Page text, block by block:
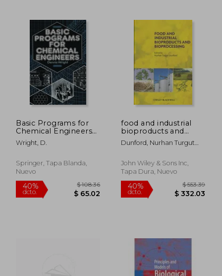
45%
Basic Programs for
Chemical Engineers
(en Inglés)
Wright, D.
Springer, Tapa Blanda,
Nuevo
food and industrial
bioproducts and
bioprocessing
Dunford, Nurhan Turgut
John Wiley & Sons Inc,
Tapa Dura, Nuevo